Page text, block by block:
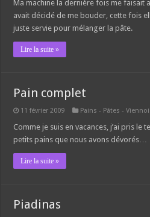
Ma machine la dernière fois me faisait
avait décidé de me bouder, cette fois
juste servie pour mélanger la pâte.
Lire la suite »
Pain complet
11 février 2009 Pains - Pâtes -
Comme je suis en vacances, j’ai pris le
petits pains que nous avons dévorés…
Lire la suite »
Piadinas